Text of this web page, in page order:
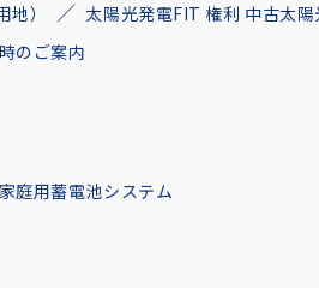
）
太陽光発電FIT 権利 中古太
のご案内
家庭用蓄電池システム